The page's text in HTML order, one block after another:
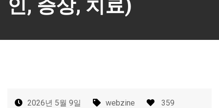
인, 증상, 치료)
2026년 5월 9일 webzine 359